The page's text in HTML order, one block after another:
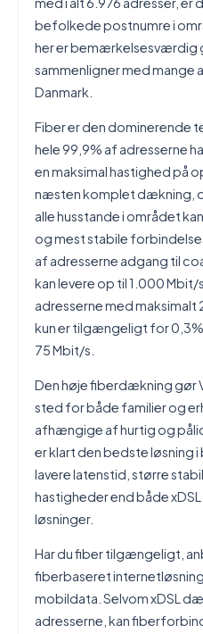
befolkede postnumre i
her er bemærkelsesværdig
sammenligner med mange
Danmark.
Fiber er den dominerende
hele 99,9% af adresserne
en maksimal hastighed på
næsten komplet dækning,
alle husstande i området
og mest stabile
af adresserne adgang til
kan levere op til 1.000
adresserne med maksimalt
kun er tilgængeligt for
75 Mbit/s.
Den høje fiberdækning gør
sted for både familier og
afhængige af hurtig og
er klart den bedste løsning
lavere latenstid, større
hastigheder end både
løsninger.
Har du fiber tilgængeligt,
fiberbaseret
mobildata. Selvom xDSL
adresserne, kan